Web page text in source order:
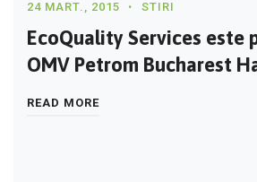
24 MART., 2015 STIRI
EcoQuality Services este
OMV Petrom Bucharest
READ MORE